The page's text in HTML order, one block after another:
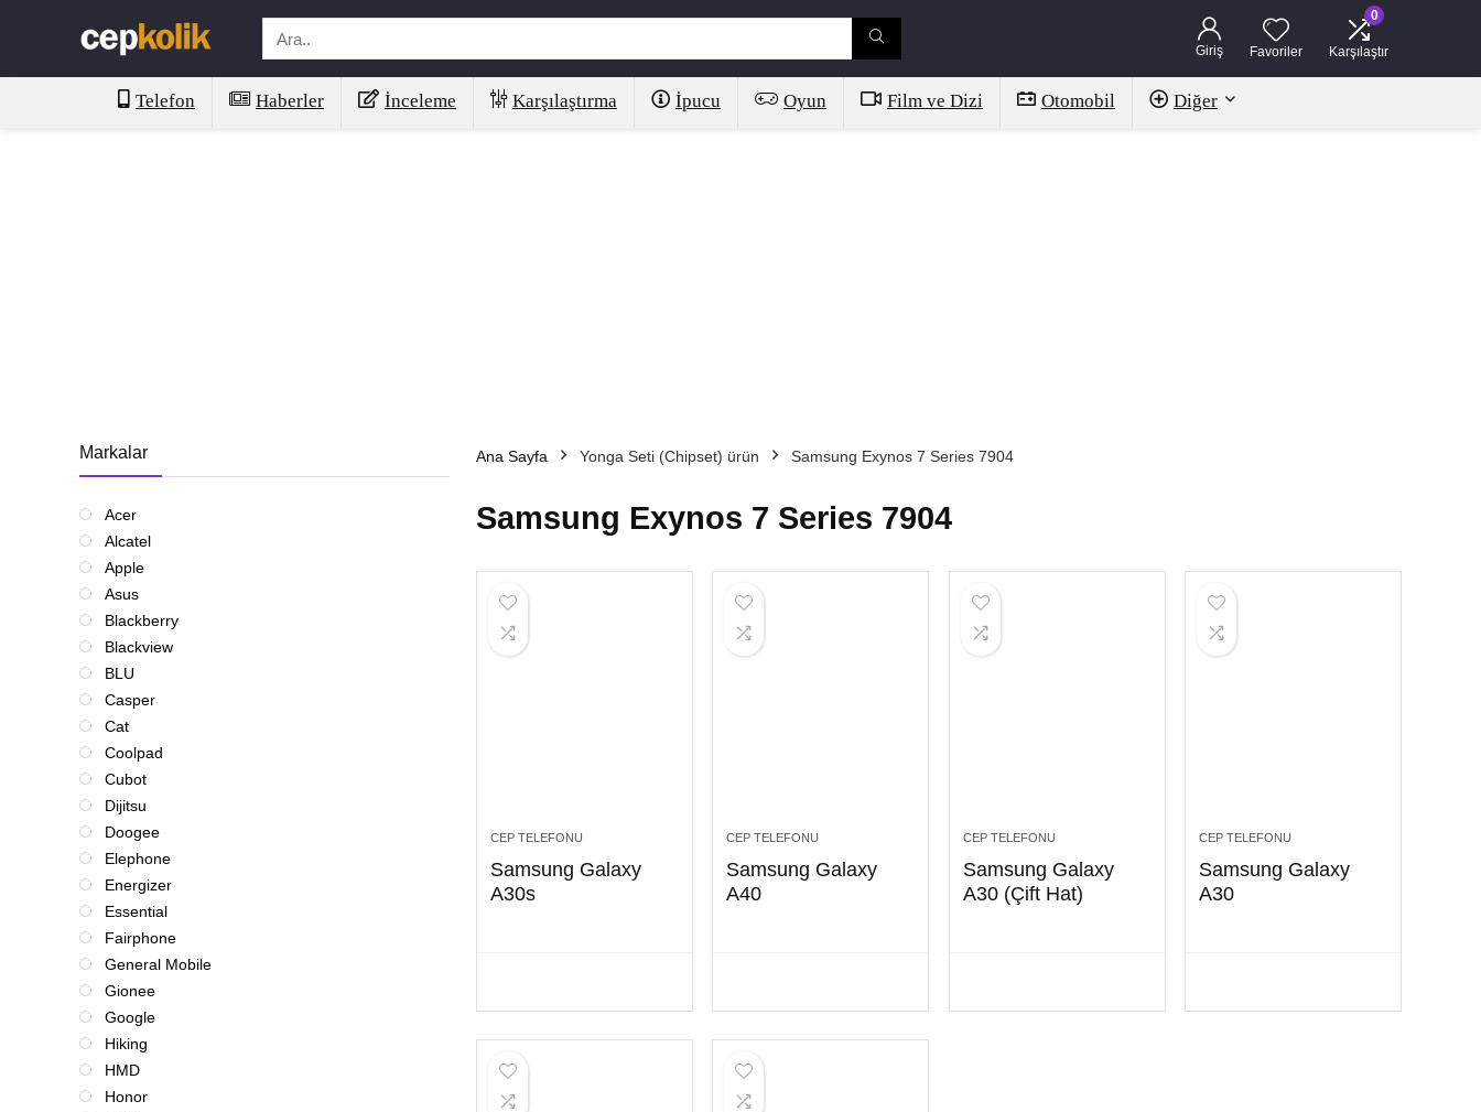
Giriş Favoriler
0
Karşılaştır
Telefon Haberler İnceleme Karşılaştırma İpucu Oyun Film ve Dizi Otomobil Diğer
Markalar
Acer
Alcatel
Apple
Asus
Blackberry
Blackview
BLU
Casper
Cat
Coolpad
Cubot
Dijitsu
Doogee
Elephone
Energizer
Essential
Fairphone
General Mobile
Gionee
Google
Hiking
HMD
Honor
Ana Sayfa Yonga Seti (Chipset) ürün Samsung Exynos 7 Series 7904
Samsung Exynos 7 Series 7904
CEP TELEFONU
Samsung Galaxy
A30s
CEP TELEFONU
Samsung Galaxy
A40
CEP TELEFONU
Samsung Galaxy
A30 (Çift Hat)
CEP TELEFONU
Samsung Galaxy
A30